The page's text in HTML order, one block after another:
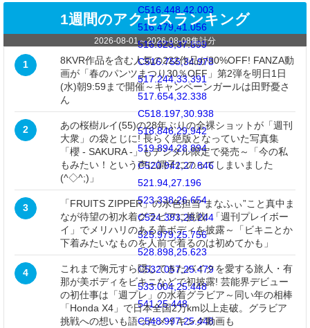
C516.448,42.003
516.479,41.056
516.623,37.899
C516.755,34.978
517.244,33.391
517.654,32.338
C518.197,30.938
518.846,29.942
519.894,28.894
C520.942,27.846
521.94,27.196
523.338,26.654
C524.393,26.244
525.979,25.756
528.898,25.623
C532.057,25.479
533.004,25.448
541,25.448
C548.997,25.448
1週間のアクセスランキング
2026-08-01 ～2026-08-08集計分
1
8KVR作品を含む人気の222作品が30%OFF! FANZA動
画が「春のパンツまつり30％OFF」第2弾を明日1日
(水)朝9:59まで開催～キャンペーンガールは田野憂さ
ん
2
あの桜樹ルイ(55)の28年ぶりの全裸ショットが「週刊
大衆」の袋とじに! 長らく絶版となっていた写真集
「櫻 - SAKURA -」もデジタル限定で発売～「今の私
もみたい！という声に調子にのってしまいました
(^◇^;)」
3
「FRUITS ZIPPER」の水色担当“まなふぃ”こと真中ま
なが待望の初水着グラビアに挑戦! 「週刊プレイボー
イ」でメリハリのある美ボディを披露～「ビキニとか
下着みたいなものを人前で着るのは初めてかも」
4
これまで胸元すら隠してきたバイクを愛する旅人・有
那が美ボディをビキニなどで初披露! 芸能界デビュー
の初仕事は「週プレ」の水着グラビア～同い年の相棒
「Honda X4」で日本全国2万km以上走破。グラビア
挑戦への想いも語ったメイキング動画も